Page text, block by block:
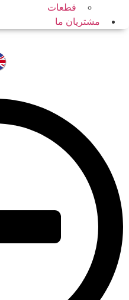
قطعات
مشتریان ما